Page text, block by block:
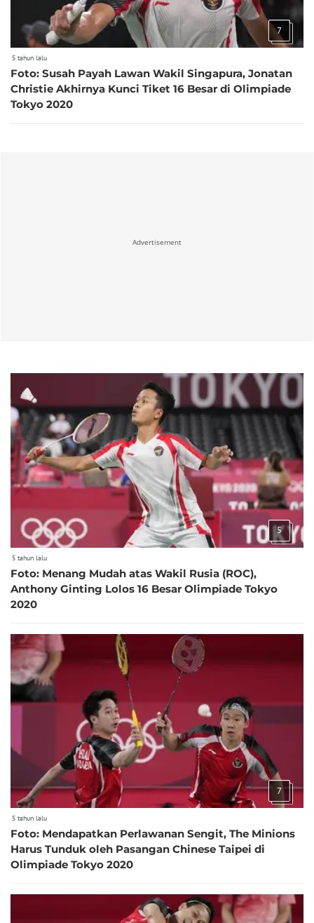
7
5 tahun lalu
Foto: Susah Payah Lawan Wakil Singapura, Jonatan
Christie Akhirnya Kunci Tiket 16 Besar di Olimpiade
Tokyo 2020
Advertisement
5
5 tahun lalu
Foto: Menang Mudah atas Wakil Rusia (ROC),
Anthony Ginting Lolos 16 Besar Olimpiade Tokyo
2020
7
5 tahun lalu
Foto: Mendapatkan Perlawanan Sengit, The Minions
Harus Tunduk oleh Pasangan Chinese Taipei di
Olimpiade Tokyo 2020